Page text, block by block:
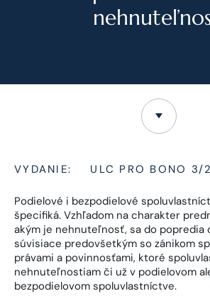
VYDANIE: ULC PRO BONO 3/
Podielové i bezpodielové
špecifiká. Vzhľadom na charakter
akým je nehnuteľnosť, sa do popredia
súvisiace predovšetkým so zánikom
právami a povinnosťami, ktoré
nehnuteľnostiam či už v podielovom
bezpodielovom spoluvlastníctve.